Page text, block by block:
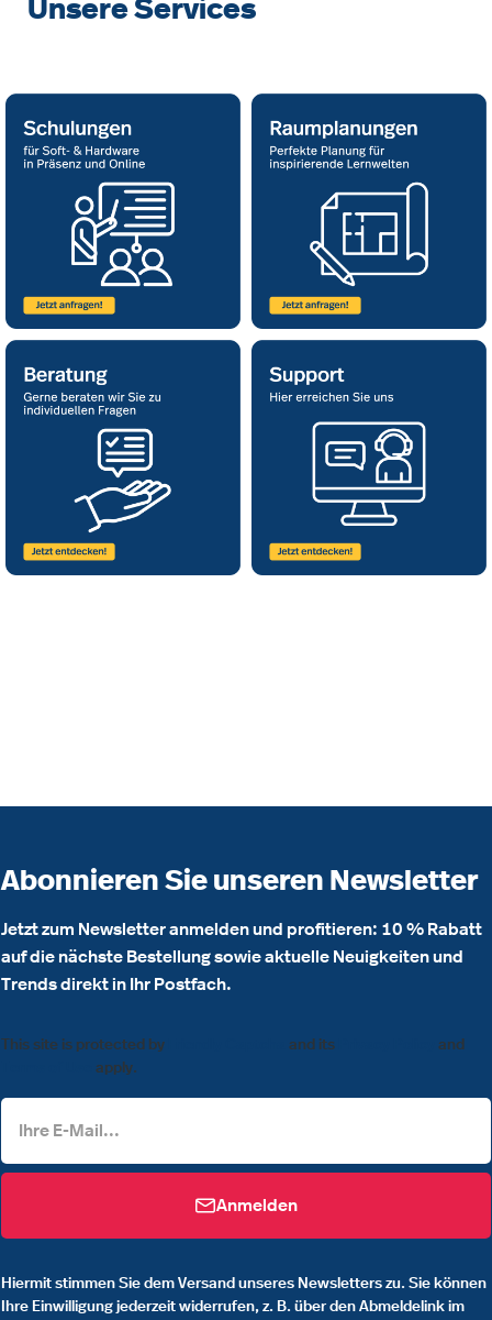
Unsere Services
Abonnieren Sie unseren Newsletter
Jetzt zum Newsletter anmelden und profitieren: 10 % Rabatt
auf die nächste Bestellung sowie aktuelle Neuigkeiten und
Trends direkt in Ihr Postfach.
This site is protected by and its
and
apply.
Anmelden
Hiermit stimmen Sie dem Versand unseres Newsletters zu. Sie können
Ihre Einwilligung jederzeit widerrufen, z. B. über den Abmeldelink im